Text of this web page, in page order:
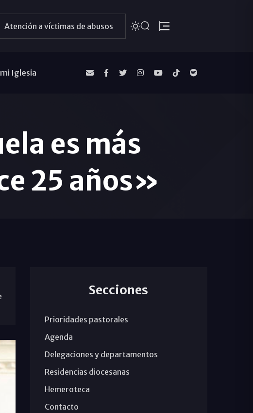
Atención a víctimas de abusos
Iglesia
es más
25 años»
Secciones
Prioridades pastorales
Agenda
Delegaciones y departamentos
Residencias diocesanas
Hemeroteca
Contacto